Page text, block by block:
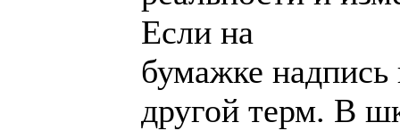
Если на
бумажке надпись
другой терм. В